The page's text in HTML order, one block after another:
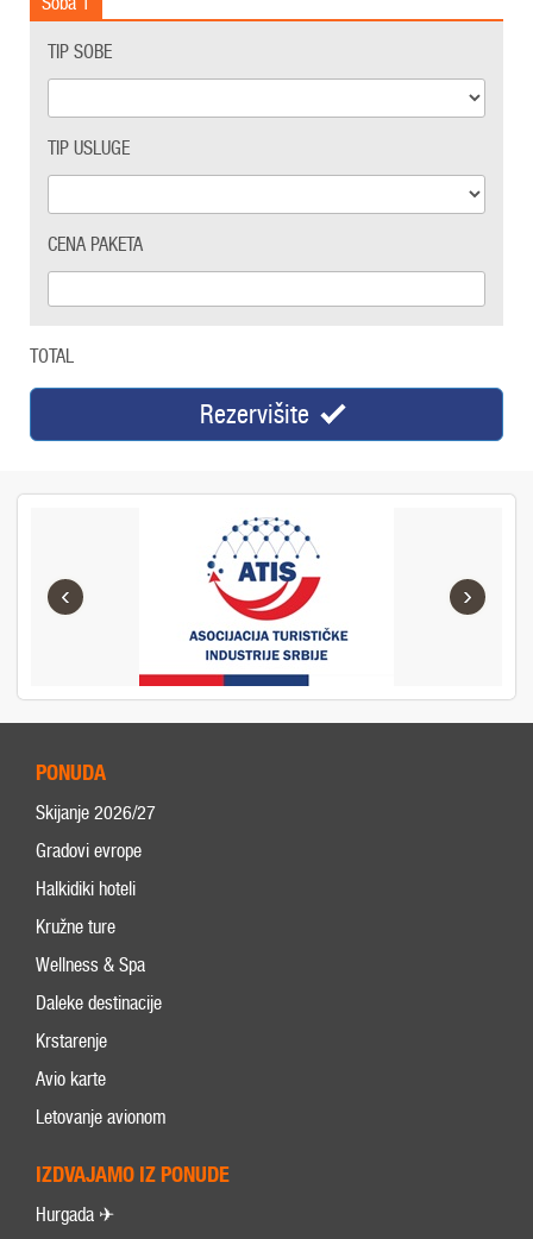
TIP SOBE
TIP USLUGE
CENA PAKETA
TOTAL
Rezervišite
‹ ›
PONUDA
Skijanje 2026/27
Gradovi evrope
Halkidiki hoteli
Kružne ture
Wellness & Spa
Daleke destinacije
Krstarenje
Avio karte
Letovanje avionom
IZDVAJAMO IZ PONUDE
Hurgada ✈